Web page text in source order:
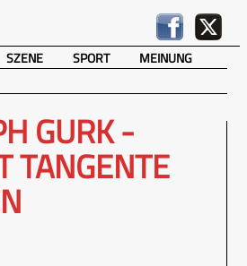
SZENE SPORT MEINUNG
GURK -
TANGENTE